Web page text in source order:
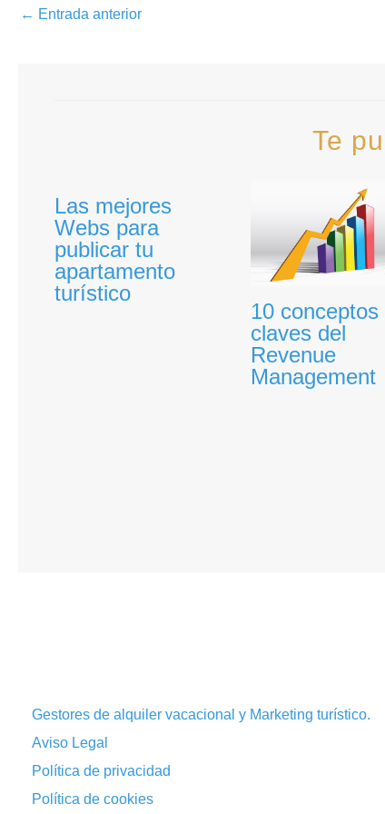
← Entrada anterior
Te
Las mejores
Webs para
publicar tu
apartamento
turístico
10 conceptos
claves del
Revenue
Management
Gestores de alquiler vacacional y Marketing turístico.
Aviso Legal
Política de privacidad
Política de cookies